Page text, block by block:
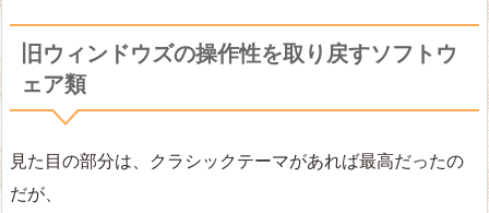
旧ウィンドウズの操作性を取り戻すソフトウ
ェア類
見た目の部分は、クラシックテーマがあれば最高だったの
だが、